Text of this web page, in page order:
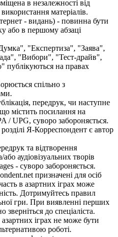
в незалежності від
матеріалів.
- видань) - повинна бути
або в першому абзаці
"Експертиза", "Заява",
"Вибори", "Тест-драйв",
на правах
спільно з
передрук, чи наступне
містить посилання на
/ UPG, суворо забороняється.
Я-Корреспондент є автор
та відтворення
аудіовізуальних творів
- суворо забороняється.
призначені для осіб
в азартних іграх може
Дотримуйтесь правил
гри. При виявленні перших
зверніться до спеціаліста.
іграх не може бути
роботі.